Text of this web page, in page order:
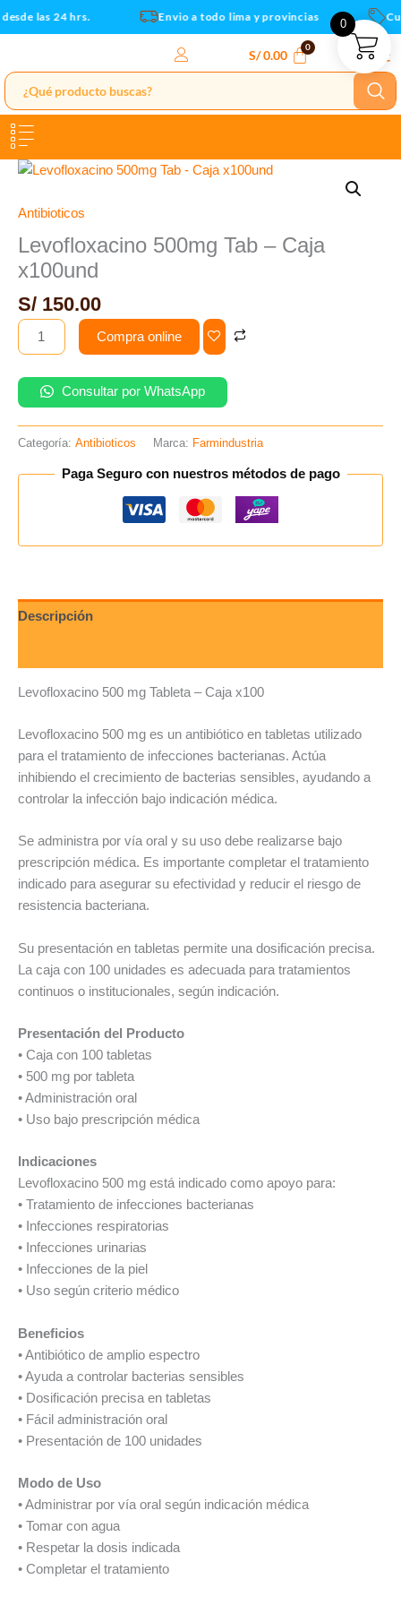
Ir
al
las 24 hrs. Envio a todo lima y provincias
S/0.00
Antibioticos
Levofloxacino 500mg Tab – Caja
x100und
S/ 150.00
Levofloxacino
Tab
Caja
x100und
cantidad
Compra online
Consultar por WhatsApp
Categoría: Antibioticos Marca: Farmindustria
Paga Seguro con nuestros métodos de pago
Descripción
Levofloxacino 500 mg Tableta – Caja x100
Levofloxacino 500 mg es un antibiótico en tabletas utilizado
para el tratamiento de infecciones bacterianas. Actúa
inhibiendo el crecimiento de bacterias sensibles, ayudando a
controlar la infección bajo indicación médica.
Se administra por vía oral y su uso debe realizarse bajo
prescripción médica. Es importante completar el tratamiento
indicado para asegurar su efectividad y reducir el riesgo de
resistencia bacteriana.
Su presentación en tabletas permite una dosificación precisa.
La caja con 100 unidades es adecuada para tratamientos
continuos o institucionales, según indicación.
Presentación del Producto
• Caja con 100 tabletas
• 500 mg por tableta
• Administración oral
• Uso bajo prescripción médica
Indicaciones
Levofloxacino 500 mg está indicado como apoyo para:
• Tratamiento de infecciones bacterianas
• Infecciones respiratorias
• Infecciones urinarias
• Infecciones de la piel
• Uso según criterio médico
Beneficios
• Antibiótico de amplio espectro
• Ayuda a controlar bacterias sensibles
• Dosificación precisa en tabletas
• Fácil administración oral
• Presentación de 100 unidades
Modo de Uso
• Administrar por vía oral según indicación médica
• Tomar con agua
• Respetar la dosis indicada
• Completar el tratamiento
0
cantidad